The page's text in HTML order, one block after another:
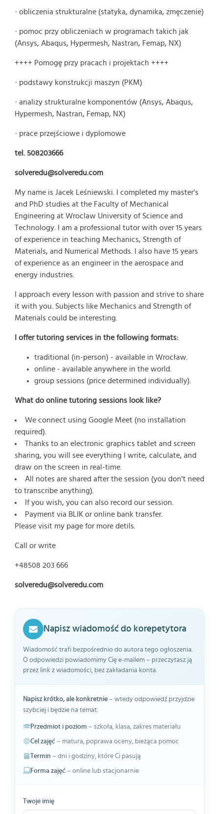
· obliczenia strukturalne (statyka, dynamika, zmęczenie)
· pomoc przy obliczeniach w programach takich jak
(Ansys, Abaqus, Hypermesh, Nastran, Femap, NX)
++++ Pomogę przy pracach i projektach ++++
· podstawy konstrukcji maszyn (PKM)
· analizy strukturalne komponentów (Ansys, Abaqus,
Hypermesh, Nastran, Femap, NX)
· prace przejściowe i dyplomowe
tel. 508203666
solveredu@solveredu.com
My name is Jacek Leśniewski. I completed my master's
and PhD studies at the Faculty of Mechanical
Engineering at Wroclaw University of Science and
Technology. I am a professional tutor with over 15 years
of experience in teaching Mechanics, Strength of
Materials, and Numerical Methods. I also have 15 years
of experience as an engineer in the aerospace and
energy industries.
I approach every lesson with passion and strive to share
it with you. Subjects like Mechanics and Strength of
Materials could be interesting.
I offer tutoring services in the following formats:
traditional (in-person) - available in Wrocław.
online - available anywhere in the world.
group sessions (price determined individually).
What do online tutoring sessions look like?
We connect using Google Meet (no installation
required).
Thanks to an electronic graphics tablet and screen
sharing, you will see everything I write, calculate, and
draw on the screen in real-time.
All notes are shared after the session (you don't need
to transcribe anything).
If you wish, you can also record our session.
Payment via BLIK or online bank transfer.
Please visit my page for more detils.
Call or write
+48508 203 666
solveredu@solveredu.com
Napisz wiadomość do korepetytora
Wiadomość trafi bezpośrednio do autora tego ogłoszenia.
O odpowiedzi powiadomimy Cię e-mailem – przeczytasz ją
przez link z wiadomości, bez zakładania konta.
Napisz krótko, ale konkretnie– wtedy odpowiedź przyjdzie
szybciej i będzie na temat:
Przedmiot i poziom – szkoła, klasa, zakres materiału
Cel zajęć – matura, poprawa oceny, bieżąca pomoc
Termin – dni i godziny, które Ci pasują
Forma zajęć – online lub stacjonarnie
Twoje imię